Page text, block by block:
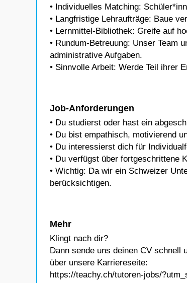
• Individuelles Matching:
• Langfristige Lehraufträge: Baue
• Lernmittel-Bibliothek: Greife auf
• Rundum-Betreuung: Unser Team
administrative Aufgaben.
• Sinnvolle Arbeit: Werde Teil ihrer
Job-Anforderungen
• Du studierst oder hast ein
• Du bist empathisch, motivierend
• Du interessierst dich für
• Du verfügst über fortgeschrittene
• Wichtig: Da wir ein Schweizer
berücksichtigen.
Mehr
Klingt nach dir?
Dann sende uns deinen CV schnell
über unsere Karriereseite:
https://teachy.ch/tutoren-jobs/